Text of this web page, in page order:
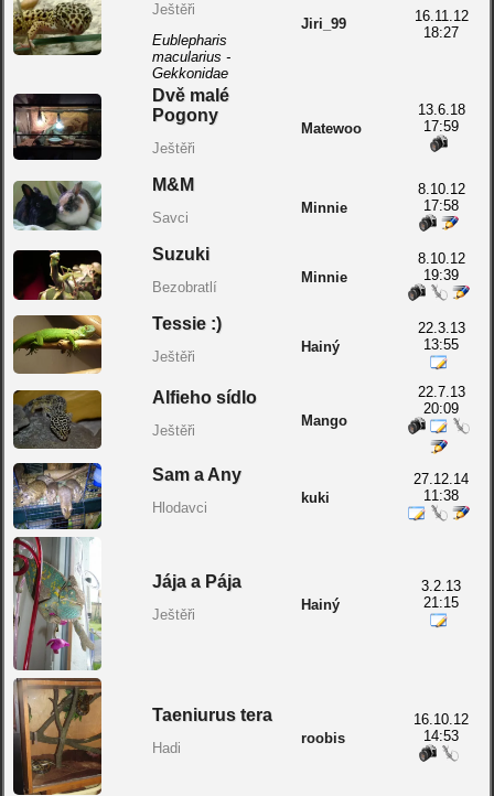
Ještěři
Eublepharis
macularius -
Gekkonidae
Jiri_99
16.11.12
18:27
Dvě malé
Pogony
Ještěři
Matewoo
13.6.18
17:59
M&M
Savci
Minnie
8.10.12
17:58
Suzuki
Bezobratlí
Minnie
8.10.12
19:39
Tessie :)
Ještěři
Hainý
22.3.13
13:55
Alfieho sídlo
Ještěři
Mango
22.7.13
20:09
Sam a Any
Hlodavci
kuki
27.12.14
11:38
Jája a Pája
Ještěři
Hainý
3.2.13
21:15
Taeniurus tera
Hadi
roobis
16.10.12
14:53